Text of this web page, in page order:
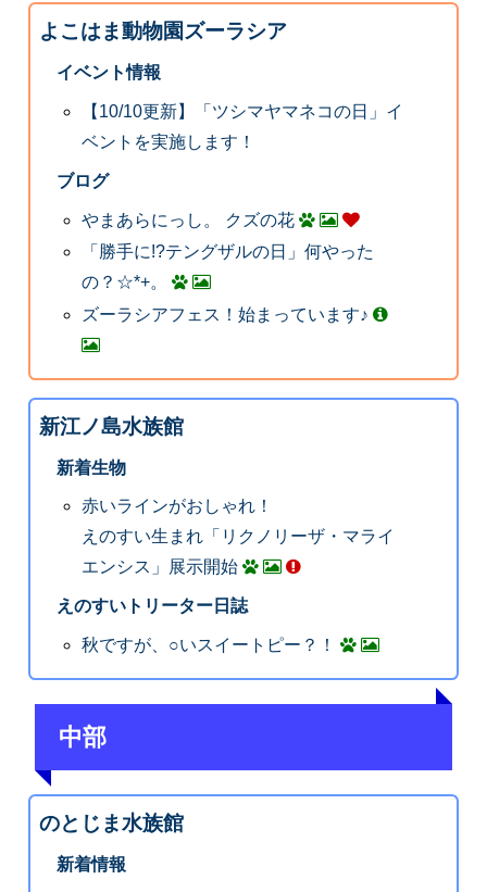
よこはま動物園ズーラシア
イベント情報
【10/10更新】「ツシマヤマネコの日」イ
ベントを実施します！
ブログ
やまあらにっし。 クズの花
「勝手に!?テングザルの日」何やった
の？☆*+。
ズーラシアフェス！始まっています♪
新江ノ島水族館
新着生物
赤いラインがおしゃれ！
えのすい生まれ「リクノリーザ・マライ
エンシス」展示開始
えのすいトリーター日誌
秋ですが、○いスイートピー？！
中部
のとじま水族館
新着情報